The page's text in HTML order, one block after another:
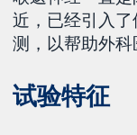
近，已经引入
测，以帮助外科
试验特征